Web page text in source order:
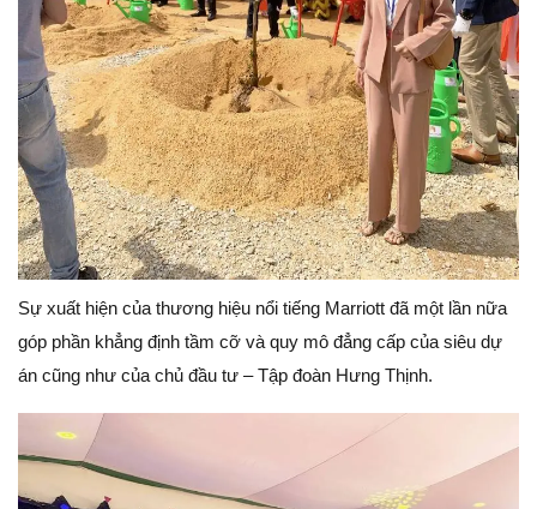
Sự xuất hiện của thương hiệu nổi tiếng Marriott đã một lần nữa
góp phần khẳng định tầm cỡ và quy mô đẳng cấp của siêu dự
án cũng như của chủ đầu tư – Tập đoàn Hưng Thịnh.